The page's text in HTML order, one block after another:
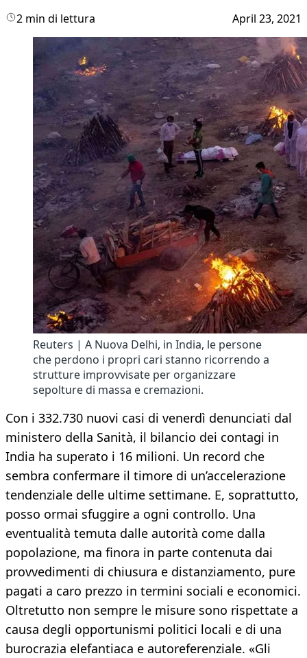
2 min di lettura April 23, 2021
Reuters | A Nuova Delhi, in India, le persone
che perdono i propri cari stanno ricorrendo a
strutture improvvisate per organizzare
sepolture di massa e cremazioni.
Con i 332.730 nuovi casi di venerdì denunciati dal
ministero della Sanità, il bilancio dei contagi in
India ha superato i 16 milioni. Un record che
sembra confermare il timore di un’accelerazione
tendenziale delle ultime settimane. E, soprattutto,
posso ormai sfuggire a ogni controllo. Una
eventualità temuta dalle autorità come dalla
popolazione, ma finora in parte contenuta dai
provvedimenti di chiusura e distanziamento, pure
pagati a caro prezzo in termini sociali e economici.
Oltretutto non sempre le misure sono rispettate a
causa degli opportunismi politici locali e di una
burocrazia elefantiaca e autoreferenziale. «Gli